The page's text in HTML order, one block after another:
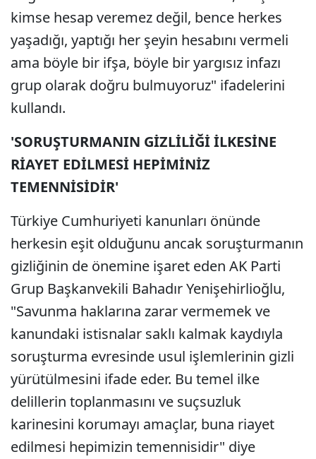
kimse hesap veremez değil, bence herkes
yaşadığı, yaptığı her şeyin hesabını vermeli
ama böyle bir ifşa, böyle bir yargısız infazı
grup olarak doğru bulmuyoruz" ifadelerini
kullandı.
'SORUŞTURMANIN GİZLİLİĞİ İLKESİNE
RİAYET EDİLMESİ HEPİMİNİZ
TEMENNİSİDİR'
Türkiye Cumhuriyeti kanunları önünde
herkesin eşit olduğunu ancak soruşturmanın
gizliğinin de önemine işaret eden AK Parti
Grup Başkanvekili Bahadır Yenişehirlioğlu,
"Savunma haklarına zarar vermemek ve
kanundaki istisnalar saklı kalmak kaydıyla
soruşturma evresinde usul işlemlerinin gizli
yürütülmesini ifade eder. Bu temel ilke
delillerin toplanmasını ve suçsuzluk
karinesini korumayı amaçlar, buna riayet
edilmesi hepimizin temennisidir" diye